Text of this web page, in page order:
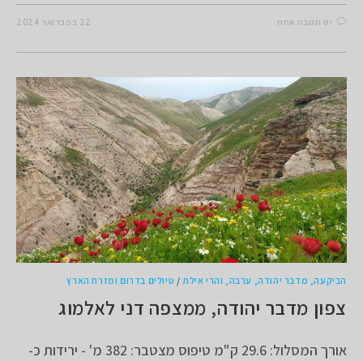
יש תגובה אחת 22 בפברואר 2024
הביקעה, מדבר יהודה, ערבה, והרי אילת / טיולים בדרום ומזרח הארץ
צפון מדבר יהודה, ממצפה דני לאלמוג
אורך המסלול: 29.6 ק"מ טיפוס מצטבר: 382 מ' - ירידות כ-